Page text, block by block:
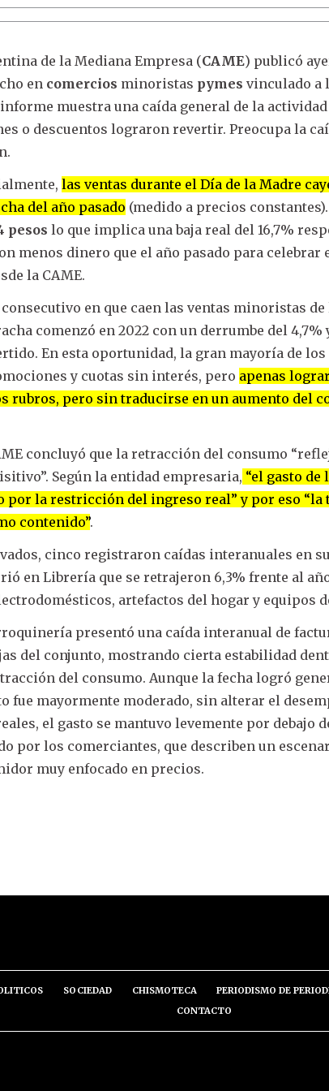
de la Mediana Empresa (CAME) publicó
en comercios minoristas pymes vinculado a
informe muestra una caída general de la
o descuentos lograron revertir. Preocupa la
las ventas durante el Día de la Madre
del año pasado (medido a precios
pesos lo que implica una baja real del 16,7%
menos dinero que el año pasado para celebrar
la CAME.
en que caen las ventas minoristas
comenzó en 2022 con un derrumbe del 4,7%
En esta oportunidad, la gran mayoría de
y cuotas sin interés, pero apenas
rubros, pero sin traducirse en un aumento del
concluyó que la retracción del consumo
Según la entidad empresaria, “el gasto de
por la restricción del ingreso real” y por eso “la
contenido”.
cinco registraron caídas interanuales en
en Librería que se retrajeron 6,3% frente al
artefactos del hogar y equipos
presentó una caída interanual de
del conjunto, mostrando cierta estabilidad
del consumo. Aunque la fecha logró
fue mayormente moderado, sin alterar el
el gasto se mantuvo levemente por debajo
por los comerciantes, que describen un
muy enfocado en precios.
SOCIEDAD CHISMOTECA PERIODISMO DE
CONTACTO